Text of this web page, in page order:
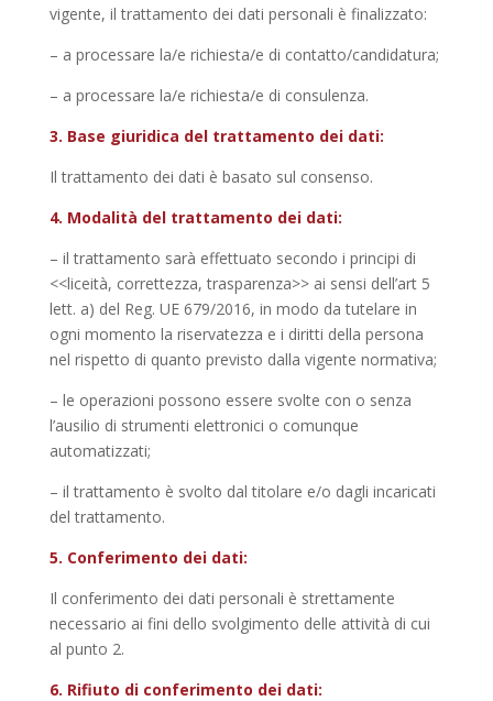
vigente, il trattamento dei dati personali è finalizzato:
– a processare la/e richiesta/e di contatto/candidatura;
– a processare la/e richiesta/e di consulenza.
3. Base giuridica del trattamento dei dati:
Il trattamento dei dati è basato sul consenso.
4. Modalità del trattamento dei dati:
– il trattamento sarà effettuato secondo i principi di
<<liceità, correttezza, trasparenza>> ai sensi dell’art 5
lett. a) del Reg. UE 679/2016, in modo da tutelare in
ogni momento la riservatezza e i diritti della persona
nel rispetto di quanto previsto dalla vigente normativa;
– le operazioni possono essere svolte con o senza
l’ausilio di strumenti elettronici o comunque
automatizzati;
– il trattamento è svolto dal titolare e/o dagli incaricati
del trattamento.
5. Conferimento dei dati:
Il conferimento dei dati personali è strettamente
necessario ai fini dello svolgimento delle attività di cui
al punto 2.
6. Rifiuto di conferimento dei dati: